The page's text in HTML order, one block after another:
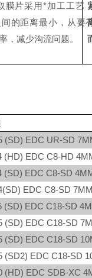
片采用*加工工艺
的距离最小，从要
，减少沟流问题。
(SD) EDC UR-SD
(HD) EDC C8-HD
(SD) EDC C8-SD
EDC C8-SD
(SD) EDC C18-SD
(SD) EDC C18-SD
(SD) EDC C18-SD
(SD2) EDC C18-SD
(HD) EDC SDB-XC